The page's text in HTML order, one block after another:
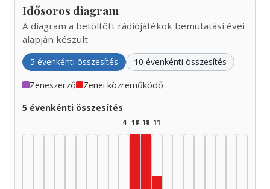
Idősoros diagram
A diagram a betöltött rádiójátékok bemutatási évei
alapján készült.
5 évenkénti összesítés 10 évenkénti összesítés
Zeneszerző Zenei közreműködő
5 évenkénti összesítés
4 18 18
Zenei közreműködő,
11